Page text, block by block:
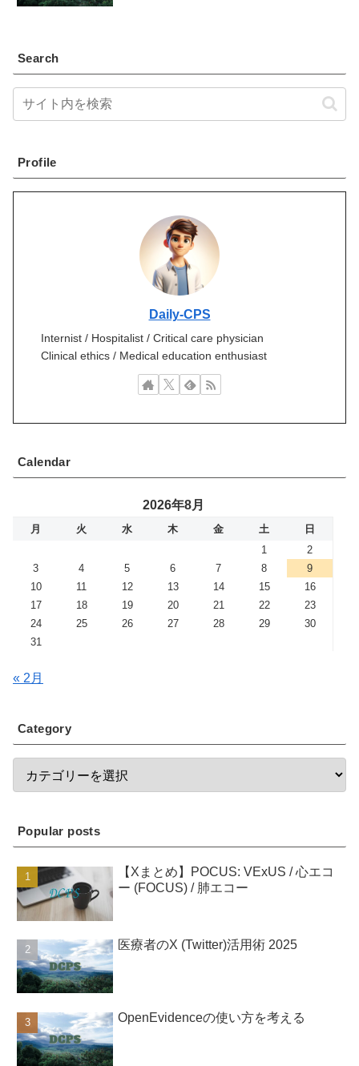
Search
Profile
Daily-CPS
Internist / Hospitalist / Critical care physician
Clinical ethics / Medical education enthusiast
Calendar
2026年8月
月 火 水 木 金 土
日
1
2
3
4 5 6 7 8
9
10
11 12 13 14 15
16
17
18 19 20 21 22
23
24
25 26 27 28 29
30
31
« 2月
Category
Popular posts
【Xまとめ】POCUS: VExUS / 心エコ
ー (FOCUS) / 肺エコー
医療者のX (Twitter)活用術 2025
OpenEvidenceの使い方を考える